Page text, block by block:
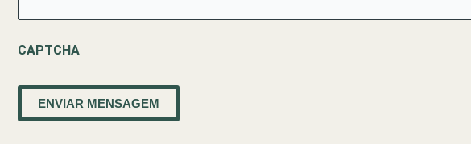
CAPTCHA
ENVIAR MENSAGEM